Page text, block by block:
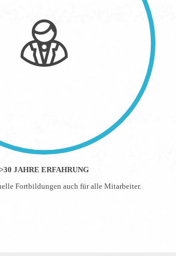
>30 JAHRE ERFAHRUNG
Fortbildungen auch für alle Mitarbeiter.